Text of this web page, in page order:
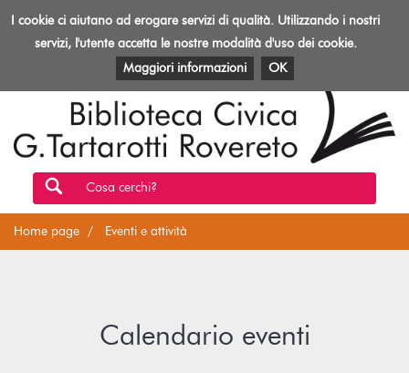
Toggle
Biblioteca
Rovereto
EVENTI E ATTIVITÀ PATRIMONIO E RISORSE
Cosa cerchi?
Home page Eventi e attività
Calendario eventi
I cookie ci aiutano ad erogare servizi di qualità. Utilizzando i nostri
servizi, l'utente accetta le nostre modalità d'uso dei cookie.
Maggiori informazioni
OK